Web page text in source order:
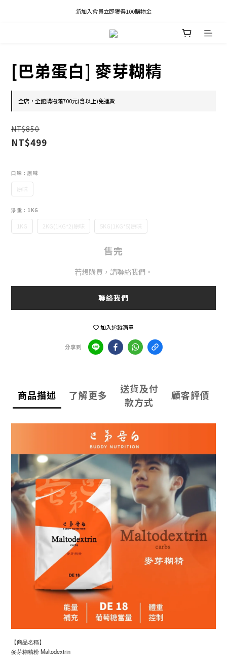
凡推薦新客加入會員，推薦人享有獎勵購物金80元；新客享有新客購物金50元。
新加入會員立即獲得100購物金
凡推薦新客加入會員，推薦人享有獎勵購物金80元；新客享有新客購物金50元。
[巴弟蛋白] 麥芽糊精
全店，全館購物滿700元(含以上)免運費
NT$850
NT$499
口味 : 原味
原味
淨重 : 1KG
1KG 2KG(1KG*2)原味 5KG(1KG*5)原味
售完
若想購買，請聯絡我們。
聯絡我們
加入追蹤清單
分享到
商品描述 了解更多
送貨及付
款方式
顧客評價
【商品名稱】
麥芽糊精粉 Maltodextrin